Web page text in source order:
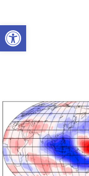
Abrir a